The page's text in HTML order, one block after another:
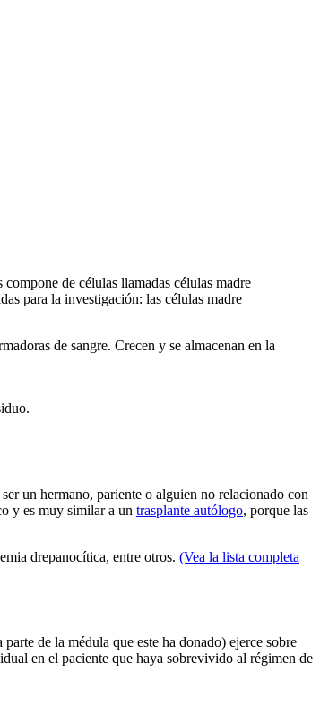
de células llamadas células madre
para la investigación: las células madre
de sangre. Crecen y se almacenan en la
un hermano, pariente o alguien no relacionado con
y es muy similar a un trasplante autólogo, porque las
drepanocítica, entre otros. (Vea la lista completa
de la médula que este ha donado) ejerce sobre
en el paciente que haya sobrevivido al régimen de